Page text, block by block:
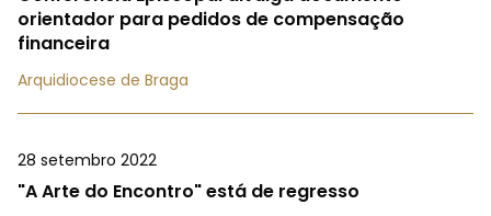
orientador para pedidos de compensação
financeira
Arquidiocese de Braga
28 setembro 2022
"A Arte do Encontro" está de regresso